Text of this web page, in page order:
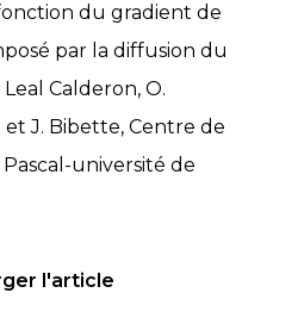
du gradient de
par la diffusion du
Leal Calderon, O.
et J. Bibette, Centre de
université de
l'article